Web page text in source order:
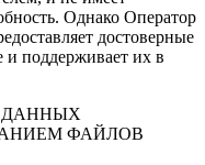
Однако Оператор
достоверные
и поддерживает их в
ДАННЫХ
ФАЙЛОВ